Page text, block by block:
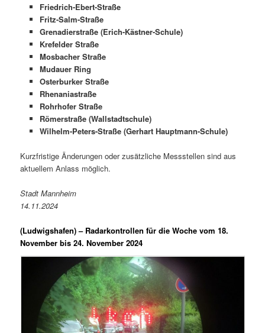
Friedrich-Ebert-Straße
Fritz-Salm-Straße
Grenadierstraße (Erich-Kästner-Schule)
Krefelder Straße
Mosbacher Straße
Mudauer Ring
Osterburker Straße
Rhenaniastraße
Rohrhofer Straße
Römerstraße (Wallstadtschule)
Wilhelm-Peters-Straße (Gerhart Hauptmann-Schule)
Kurzfristige Änderungen oder zusätzliche Messstellen sind aus
aktuellem Anlass möglich.
Stadt Mannheim
14.11.2024
(Ludwigshafen) – Radarkontrollen für die Woche vom 18.
November bis 24. November 2024